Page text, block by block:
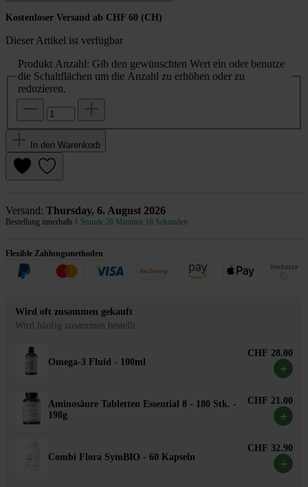
Kostenloser Versand ab CHF 60 (CH)
Dieser Artikel ist verfügbar
Produkt Anzahl: Gib den gewünschten Wert ein oder benutze
die Schaltflächen um die Anzahl zu erhöhen oder zu
reduzieren.
In den Warenkorb
Versand: Thursday, 6. August 2026
Bestellung innerhalb 1 Stunde 26 Minuten 16 Sekunden
Flexible Zahlungsmethoden
Wird oft zusammen gekauft
Wird häufig zusammen bestellt.
Omega-3 Fluid - 100ml
CHF 28.00
+
Aminosäure Tabletten Essential 8 - 180 Stk. -
198g
CHF 21.00
+
Combi Flora SymBIO - 60 Kapseln
CHF 32.90
+